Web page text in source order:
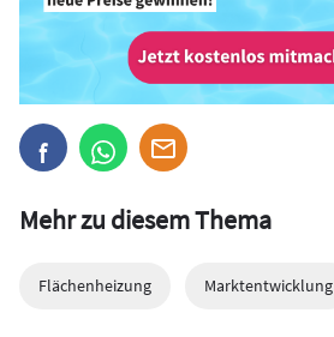
Mehr zu diesem Thema
Flächenheizung Marktentwicklung